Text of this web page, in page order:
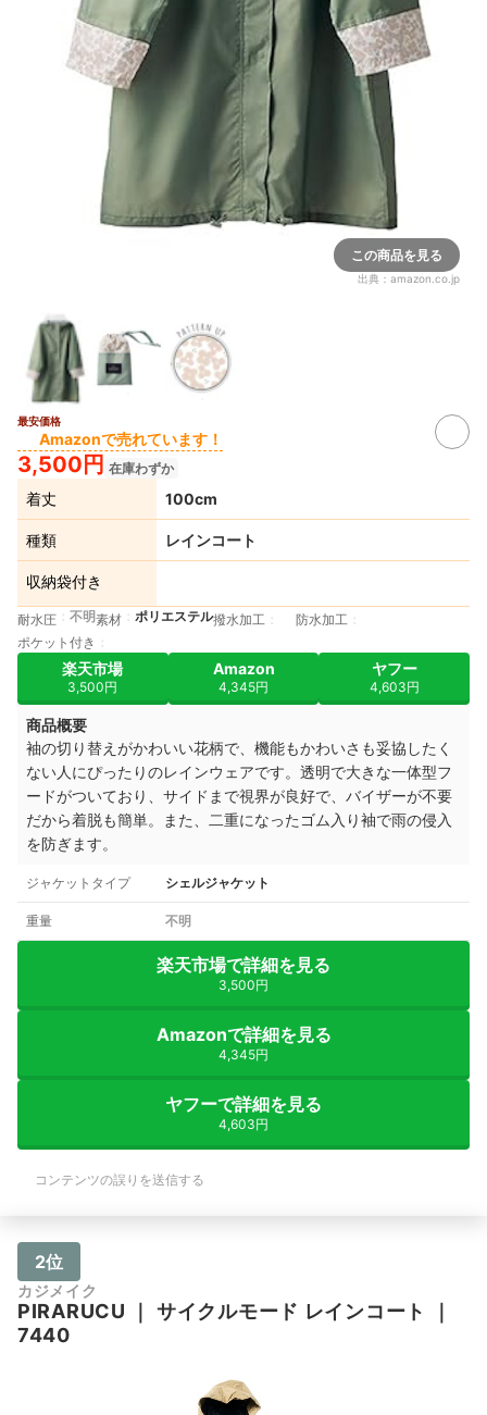
この商品を見る
出典： amazon.co.jp
最安価格
Amazonで売れています！
3,500円 在庫わずか
着丈 100cm
種類 レインコート
収納袋付き
耐水圧 不明素材 ポリエステル撥水加工
防水加工
ポケット付き
楽天市場
3,500円
Amazon
4,345円
ヤフー
4,603円
商品概要
袖の切り替えがかわいい花柄で、機能もかわいさも妥協したく
ない人にぴったりのレインウェアです。透明で大きな一体型フ
ードがついており、サイドまで視界が良好で、バイザーが不要
だから着脱も簡単。また、二重になったゴム入り袖で雨の侵入
を防ぎます。
ジャケットタイプ シェルジャケット
重量 不明
楽天市場で詳細を見る
3,500円
Amazonで詳細を見る
4,345円
ヤフーで詳細を見る
4,603円
コンテンツの誤りを送信する
2位
カジメイク
PIRARUCU ｜ サイクルモード レインコート
｜
7440